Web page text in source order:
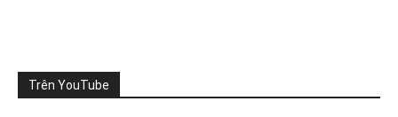
Photo
Trên YouTube